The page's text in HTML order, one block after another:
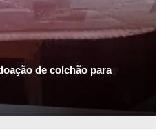
de colchão para